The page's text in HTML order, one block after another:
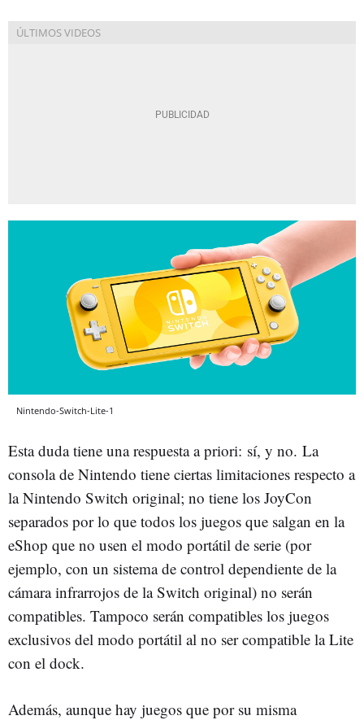
Nintendo-Switch-Lite-1
Esta duda tiene una respuesta a priori: sí, y no. La
consola de Nintendo tiene ciertas limitaciones respecto a
la Nintendo Switch original; no tiene los JoyCon
separados por lo que todos los juegos que salgan en la
eShop que no usen el modo portátil de serie (por
ejemplo, con un sistema de control dependiente de la
cámara infrarrojos de la Switch original) no serán
compatibles. Tampoco serán compatibles los juegos
exclusivos del modo portátil al no ser compatible la Lite
con el dock.
Además, aunque hay juegos que por su misma